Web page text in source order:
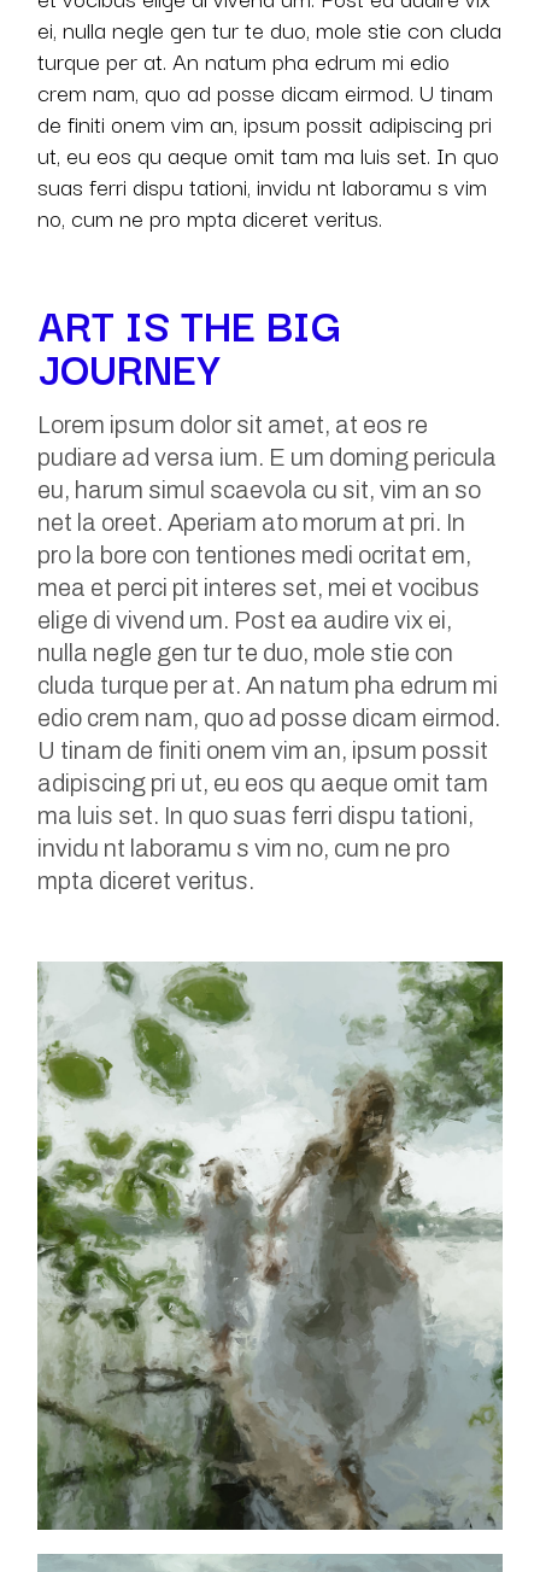
ei, nulla negle gen tur te duo, mole stie con cluda
turque per at. An natum pha edrum mi edio
crem nam, quo ad posse dicam eirmod. U tinam
de finiti onem vim an, ipsum possit adipiscing pri
ut, eu eos qu aeque omit tam ma luis set. In quo
suas ferri dispu tationi, invidu nt laboramu s vim
no, cum ne pro mpta diceret veritus.
ART IS THE BIG
JOURNEY
Lorem ipsum dolor sit amet, at eos re
pudiare ad versa ium. E um doming pericula
eu, harum simul scaevola cu sit, vim an so
net la oreet. Aperiam ato morum at pri. In
pro la bore con tentiones medi ocritat em,
mea et perci pit interes set, mei et vocibus
elige di vivend um. Post ea audire vix ei,
nulla negle gen tur te duo, mole stie con
cluda turque per at. An natum pha edrum mi
edio crem nam, quo ad posse dicam eirmod.
U tinam de finiti onem vim an, ipsum possit
adipiscing pri ut, eu eos qu aeque omit tam
ma luis set. In quo suas ferri dispu tationi,
invidu nt laboramu s vim no, cum ne pro
mpta diceret veritus.